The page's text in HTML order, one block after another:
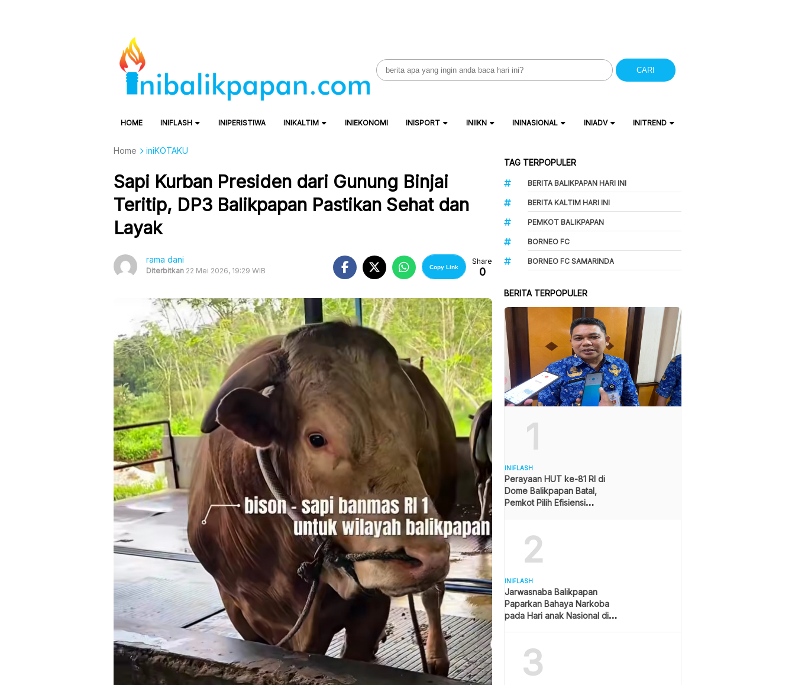
Search
for:
CARI
HOME INIFLASH INIPERISTIWA INIKALTIM INIEKONOMI INISPORT INIIKN ININASIONAL INIADV INITREND
Home iniKOTAKU
Sapi Kurban Presiden dari Gunung Binjai
Teritip, DP3 Balikpapan Pastikan Sehat dan
Layak
rama dani
Diterbitkan 22 Mei 2026, 19:29 WIB Copy Link
Share
0
TAG TERPOPULER
BERITA BALIKPAPAN HARI INI
BERITA KALTIM HARI INI
PEMKOT BALIKPAPAN
BORNEO FC
BORNEO FC SAMARINDA
BERITA TERPOPULER
1
INIFLASH
Perayaan HUT ke-81 RI di
Dome Balikpapan Batal,
Pemkot Pilih Efisiensi
2
INIFLASH
Jarwasnaba Balikpapan
Paparkan Bahaya Narkoba
pada Hari anak Nasional di
3